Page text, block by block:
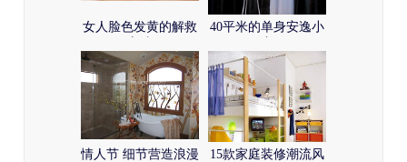
女人脸色发黄的解救
40平米的单身安逸小
情人节 细节营造浪漫
15款家庭装修潮流风